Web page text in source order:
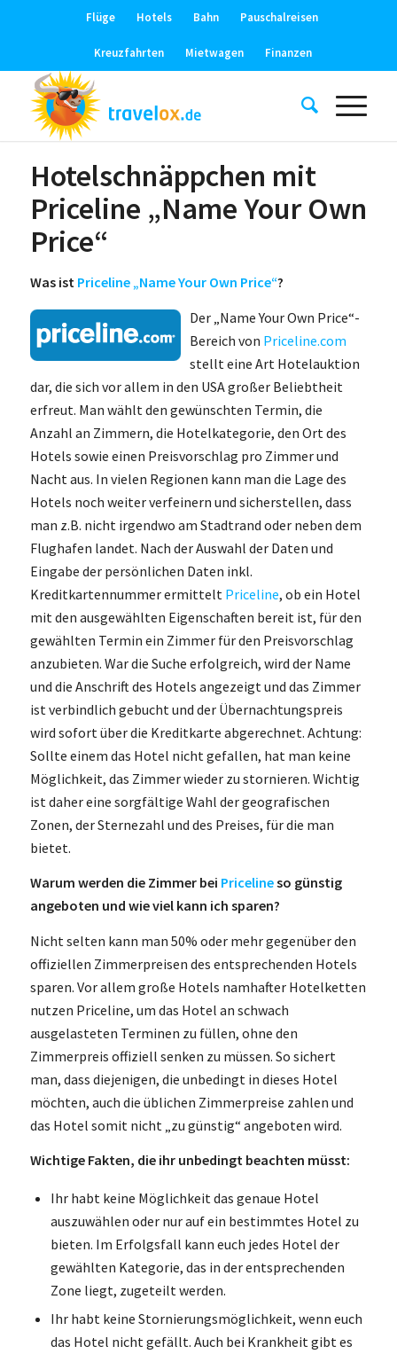
Flüge Hotels Bahn Pauschalreisen
Kreuzfahrten Mietwagen Finanzen
Hotelschnäppchen mit
Priceline „Name Your Own
Price“
Was ist Priceline „Name Your Own Price“?
Der „Name Your Own Price“-
Bereich von Priceline.com
stellt eine Art Hotelauktion
dar, die sich vor allem in den USA großer Beliebtheit
erfreut. Man wählt den gewünschten Termin, die
Anzahl an Zimmern, die Hotelkategorie, den Ort des
Hotels sowie einen Preisvorschlag pro Zimmer und
Nacht aus. In vielen Regionen kann man die Lage des
Hotels noch weiter verfeinern und sicherstellen, dass
man z.B. nicht irgendwo am Stadtrand oder neben dem
Flughafen landet. Nach der Auswahl der Daten und
Eingabe der persönlichen Daten inkl.
Kreditkartennummer ermittelt Priceline, ob ein Hotel
mit den ausgewählten Eigenschaften bereit ist, für den
gewählten Termin ein Zimmer für den Preisvorschlag
anzubieten. War die Suche erfolgreich, wird der Name
und die Anschrift des Hotels angezeigt und das Zimmer
ist verbindlich gebucht und der Übernachtungspreis
wird sofort über die Kreditkarte abgerechnet. Achtung:
Sollte einem das Hotel nicht gefallen, hat man keine
Möglichkeit, das Zimmer wieder zu stornieren. Wichtig
ist daher eine sorgfältige Wahl der geografischen
Zonen, der Sternezahl und des Preises, für die man
bietet.
Warum werden die Zimmer bei Pricelineso günstig
angeboten und wie viel kann ich sparen?
Nicht selten kann man 50% oder mehr gegenüber den
offiziellen Zimmerpreisen des entsprechenden Hotels
sparen. Vor allem große Hotels namhafter Hotelketten
nutzen Priceline, um das Hotel an schwach
ausgelasteten Terminen zu füllen, ohne den
Zimmerpreis offiziell senken zu müssen. So sichert
man, dass diejenigen, die unbedingt in dieses Hotel
möchten, auch die üblichen Zimmerpreise zahlen und
das Hotel somit nicht „zu günstig“ angeboten wird.
Wichtige Fakten, die ihr unbedingt beachten müsst:
Ihr habt keine Möglichkeit das genaue Hotel
auszuwählen oder nur auf ein bestimmtes Hotel zu
bieten. Im Erfolgsfall kann euch jedes Hotel der
gewählten Kategorie, das in der entsprechenden
Zone liegt, zugeteilt werden.
Ihr habt keine Stornierungsmöglichkeit, wenn euch
das Hotel nicht gefällt. Auch bei Krankheit gibt es